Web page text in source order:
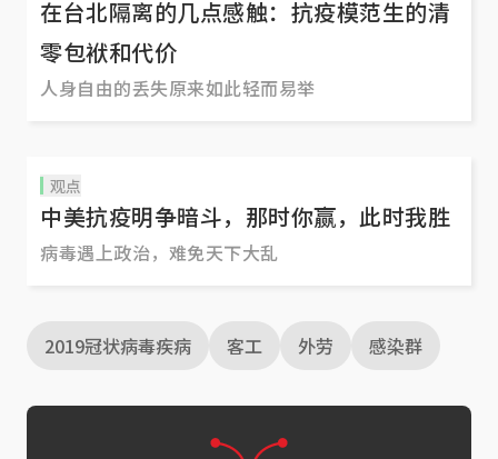
在台北隔离的几点感触：抗疫模范生的清
零包袱和代价
人身自由的丢失原来如此轻而易举
观点
中美抗疫明争暗斗，那时你赢，此时我胜
病毒遇上政治，难免天下大乱
2019冠状病毒疾病 客工 外劳 感染群